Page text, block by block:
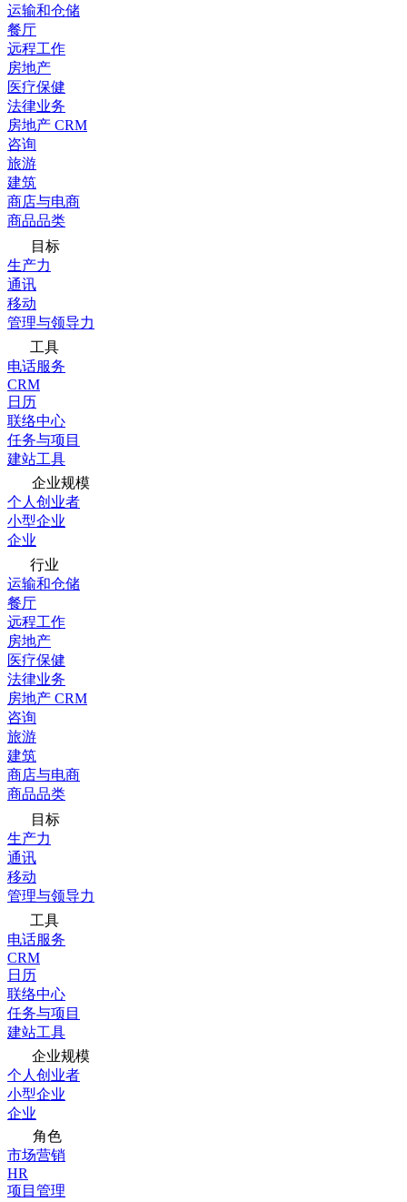
运输和仓储
餐厅
远程工作
房地产
医疗保健
法律业务
房地产 CRM
咨询
旅游
建筑
商店与电商
商品品类
目标
生产力
通讯
移动
管理与领导力
工具
电话服务
CRM
日历
联络中心
任务与项目
建站工具
企业规模
个人创业者
小型企业
企业
行业
运输和仓储
餐厅
远程工作
房地产
医疗保健
法律业务
房地产 CRM
咨询
旅游
建筑
商店与电商
商品品类
目标
生产力
通讯
移动
管理与领导力
工具
电话服务
CRM
日历
联络中心
任务与项目
建站工具
企业规模
个人创业者
小型企业
企业
角色
市场营销
HR
项目管理